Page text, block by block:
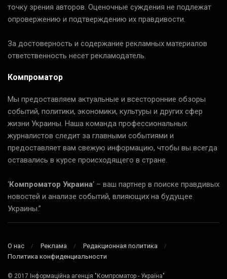
точку зрения авторов. Оценочные суждения не подлежат
опровержению и подтверждению их правдивости.
За достоверность и содержание рекламных материалов
ответственность несет рекламодатель.
Компроматор
Мы предоставляем актуальные и всесторонние обзоры
событий, политики, экономики, культуры и других сфер
жизни Украины. Наша команда профессиональных
журналистов следит за главными событиями и
предоставляет вам свежую информацию, чтобы вы всегда
оставались в курсе происходящего в стране.
‘Компроматор Украина‘ – ваш партнер в поиске правдивых
новостей и анализе событий, влияющих на будущее
Украины.”
О нас Реклама
Редакционная политика
Политика конфиденциальности
© 2017 Інформаційна агенція "Компроматор - Україна"